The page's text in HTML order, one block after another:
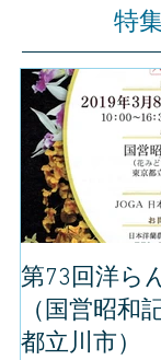
特
第73回洋ら
（国営昭和
都立川市）